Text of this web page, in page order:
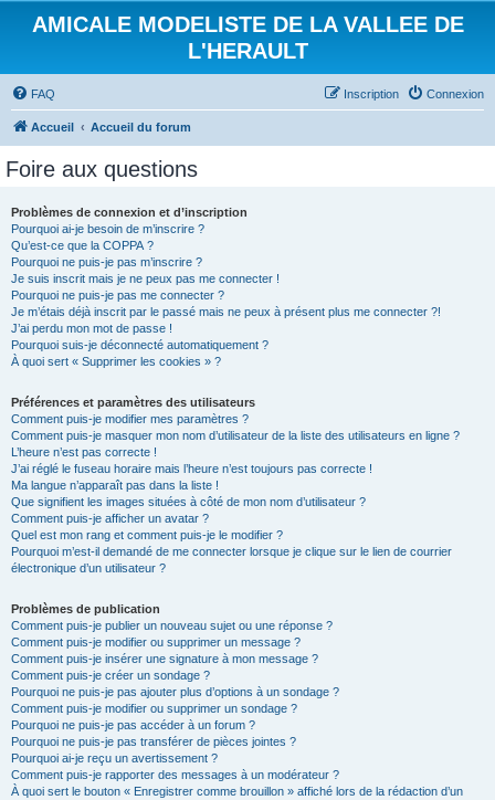
AMICALE MODELISTE DE LA VALLEE DE
L'HERAULT
FAQ Connexion
Inscription
Accueil Accueil du forum
Foire aux questions
Problèmes de connexion et d’inscription
Pourquoi ai-je besoin de m’inscrire ?
Qu’est-ce que la COPPA ?
Pourquoi ne puis-je pas m’inscrire ?
Je suis inscrit mais je ne peux pas me connecter !
Pourquoi ne puis-je pas me connecter ?
Je m’étais déjà inscrit par le passé mais ne peux à présent plus me connecter ?!
J’ai perdu mon mot de passe !
Pourquoi suis-je déconnecté automatiquement ?
À quoi sert « Supprimer les cookies » ?
Préférences et paramètres des utilisateurs
Comment puis-je modifier mes paramètres ?
Comment puis-je masquer mon nom d’utilisateur de la liste des utilisateurs en ligne ?
L’heure n’est pas correcte !
J’ai réglé le fuseau horaire mais l’heure n’est toujours pas correcte !
Ma langue n’apparaît pas dans la liste !
Que signifient les images situées à côté de mon nom d’utilisateur ?
Comment puis-je afficher un avatar ?
Quel est mon rang et comment puis-je le modifier ?
Pourquoi m’est-il demandé de me connecter lorsque je clique sur le lien de courrier
électronique d’un utilisateur ?
Problèmes de publication
Comment puis-je publier un nouveau sujet ou une réponse ?
Comment puis-je modifier ou supprimer un message ?
Comment puis-je insérer une signature à mon message ?
Comment puis-je créer un sondage ?
Pourquoi ne puis-je pas ajouter plus d’options à un sondage ?
Comment puis-je modifier ou supprimer un sondage ?
Pourquoi ne puis-je pas accéder à un forum ?
Pourquoi ne puis-je pas transférer de pièces jointes ?
Pourquoi ai-je reçu un avertissement ?
Comment puis-je rapporter des messages à un modérateur ?
À quoi sert le bouton « Enregistrer comme brouillon » affiché lors de la rédaction d’un